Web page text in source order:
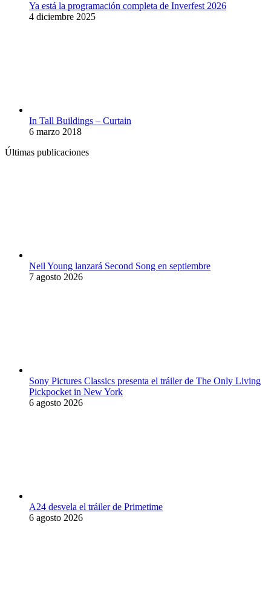
Ya está la programación completa de Inverfest 2026
4 diciembre 2025
In Tall Buildings – Curtain
6 marzo 2018
Últimas publicaciones
Neil Young lanzará Second Song en septiembre
7 agosto 2026
Sony Pictures Classics presenta el tráiler de The Only Living
Pickpocket in New York
6 agosto 2026
A24 desvela el tráiler de Primetime
6 agosto 2026